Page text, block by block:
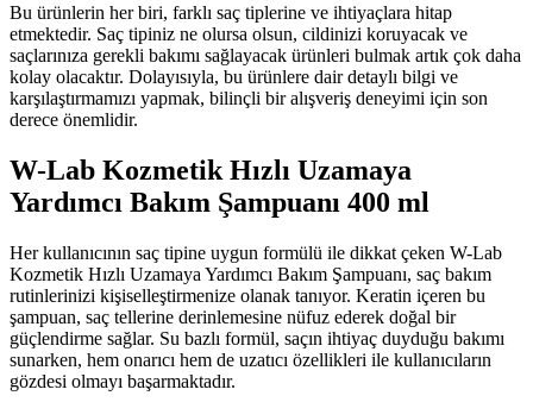
Bu ürünlerin her biri, farklı saç tiplerine ve ihtiyaçlara hitap
etmektedir. Saç tipiniz ne olursa olsun, cildinizi koruyacak ve
saçlarınıza gerekli bakımı sağlayacak ürünleri bulmak artık çok daha
kolay olacaktır. Dolayısıyla, bu ürünlere dair detaylı bilgi ve
karşılaştırmamızı yapmak, bilinçli bir alışveriş deneyimi için son
derece önemlidir.
W-Lab Kozmetik Hızlı Uzamaya
Yardımcı Bakım Şampuanı 400 ml
Her kullanıcının saç tipine uygun formülü ile dikkat çeken W-Lab
Kozmetik Hızlı Uzamaya Yardımcı Bakım Şampuanı, saç bakım
rutinlerinizi kişiselleştirmenize olanak tanıyor. Keratin içeren bu
şampuan, saç tellerine derinlemesine nüfuz ederek doğal bir
güçlendirme sağlar. Su bazlı formül, saçın ihtiyaç duyduğu bakımı
sunarken, hem onarıcı hem de uzatıcı özellikleri ile kullanıcıların
gözdesi olmayı başarmaktadır.